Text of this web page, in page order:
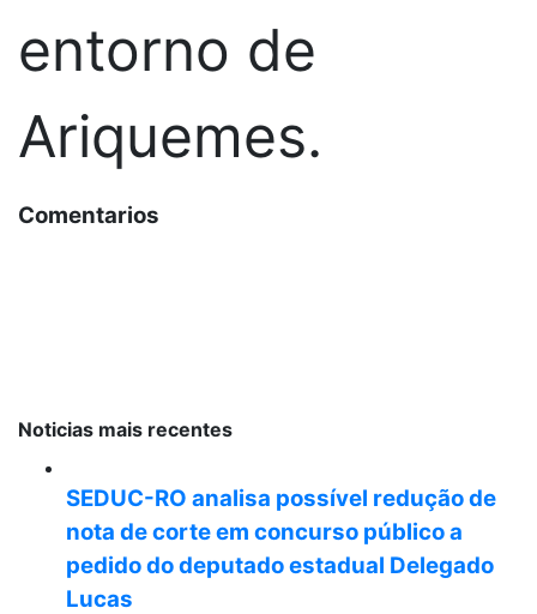
entorno de
Ariquemes.
Comentarios
Noticias mais recentes
SEDUC-RO analisa possível redução de
nota de corte em concurso público a
pedido do deputado estadual Delegado
Lucas